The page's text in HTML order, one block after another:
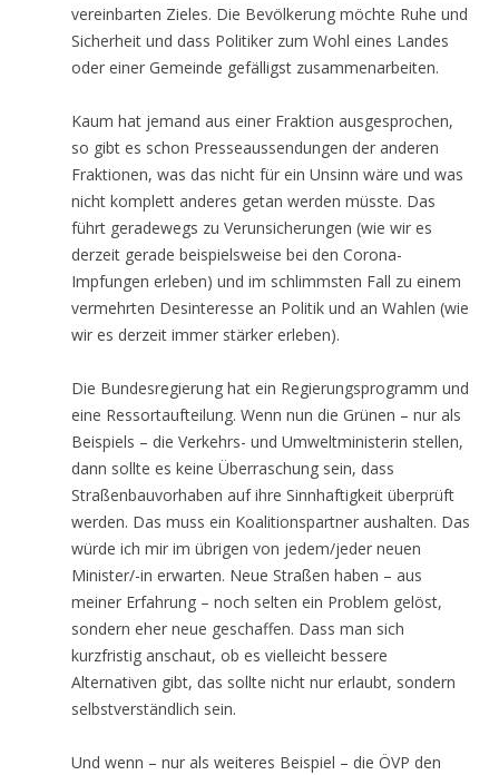
vereinbarten Zieles. Die Bevölkerung möchte Ruhe und
Sicherheit und dass Politiker zum Wohl eines Landes
oder einer Gemeinde gefälligst zusammenarbeiten.
Kaum hat jemand aus einer Fraktion ausgesprochen,
so gibt es schon Presseaussendungen der anderen
Fraktionen, was das nicht für ein Unsinn wäre und was
nicht komplett anderes getan werden müsste. Das
führt geradewegs zu Verunsicherungen (wie wir es
derzeit gerade beispielsweise bei den Corona-
Impfungen erleben) und im schlimmsten Fall zu einem
vermehrten Desinteresse an Politik und an Wahlen (wie
wir es derzeit immer stärker erleben).
Die Bundesregierung hat ein Regierungsprogramm und
eine Ressortaufteilung. Wenn nun die Grünen – nur als
Beispiels – die Verkehrs- und Umweltministerin stellen,
dann sollte es keine Überraschung sein, dass
Straßenbauvorhaben auf ihre Sinnhaftigkeit überprüft
werden. Das muss ein Koalitionspartner aushalten. Das
würde ich mir im übrigen von jedem/jeder neuen
Minister/-in erwarten. Neue Straßen haben – aus
meiner Erfahrung – noch selten ein Problem gelöst,
sondern eher neue geschaffen. Dass man sich
kurzfristig anschaut, ob es vielleicht bessere
Alternativen gibt, das sollte nicht nur erlaubt, sondern
selbstverständlich sein.
Und wenn – nur als weiteres Beispiel – die ÖVP den